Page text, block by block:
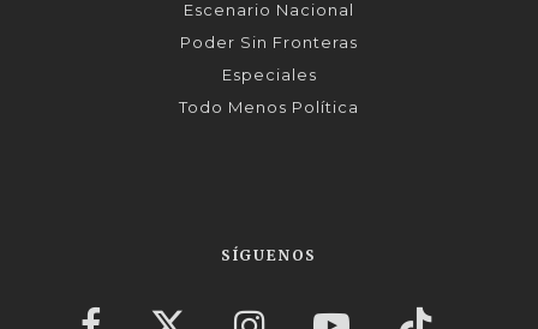
Escenario Nacional
Poder Sin Fronteras
Especiales
Todo Menos Política
SÍGUENOS